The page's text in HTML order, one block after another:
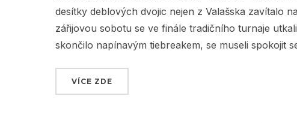
desítky deblových dvojic nejen z Valašska zavítalo
zářijovou sobotu se ve finále tradičního turnaje
skončilo napínavým tiebreakem, se museli spokojit
VÍCE ZDE